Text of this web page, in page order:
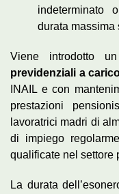
indeterminato
durata massima
Viene introdotto
previdenziali a
INAIL e con
prestazioni
lavoratrici madri di
di impiego
qualificate nel settore
La durata